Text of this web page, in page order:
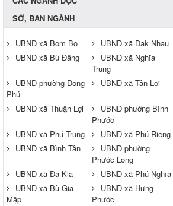
SỞ, BAN NGÀNH
UBND xã Bom Bo UBND xã Đak Nhau
UBND xã Bù Đăng
UBND xã Nghĩa
Trung
UBND phường Đồng
Phú
UBND xã Tân Lợi
UBND xã Thuận Lợi
UBND phường Bình
Phước
UBND xã Phú Trung
UBND xã Phú Riềng
UBND xã Bình Tân
UBND phường
Phước Long
UBND xã Đa Kia
UBND xã Phú Nghĩa
UBND xã Bù Gia
Mập
UBND xã Hưng
Phước